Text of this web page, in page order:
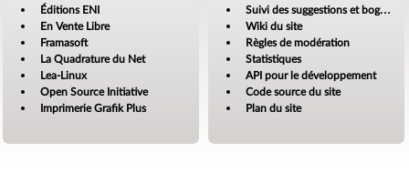
Éditions ENI
En Vente Libre
Framasoft
La Quadrature du Net
Lea-Linux
Open Source Initiative
Imprimerie Grafik Plus
Suivi des suggestions et bogues
Wiki du site
Règles de modération
Statistiques
API pour le développement
Code source du site
Plan du site